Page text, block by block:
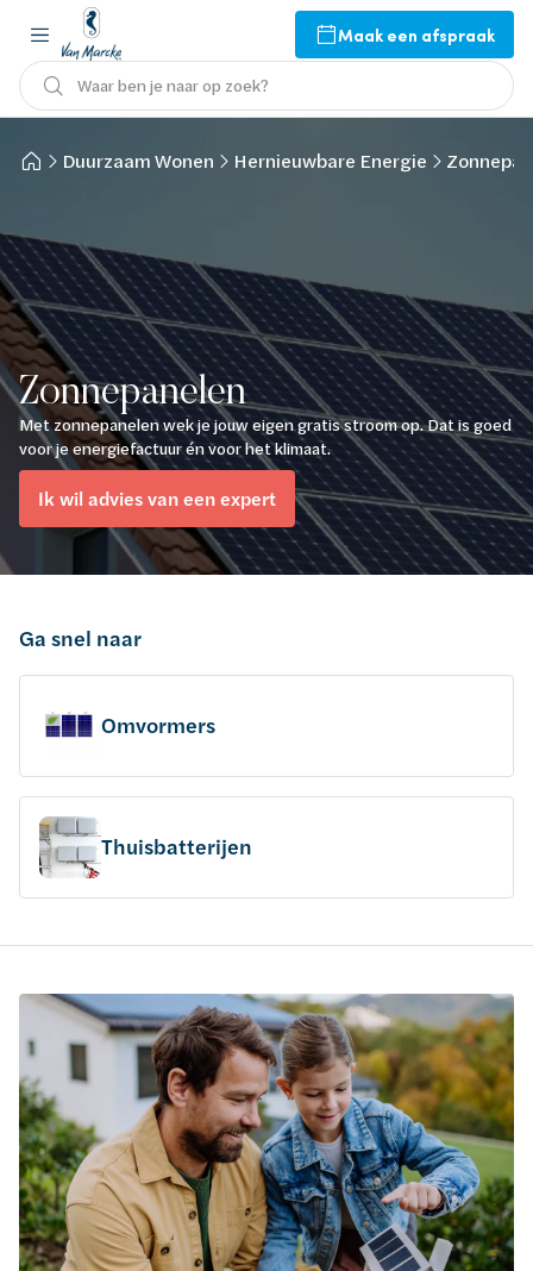
Maak een afspraak
Waar ben je naar op zoek?
Duurzaam Wonen Hernieuwbare Energie
Zonnepanelen
Met zonnepanelen wek je jouw eigen gratis stroom op. Dat is goed
voor je energiefactuur én voor het klimaat.
Ik wil advies van een expert
Ga snel naar
Omvormers
Thuisbatterijen